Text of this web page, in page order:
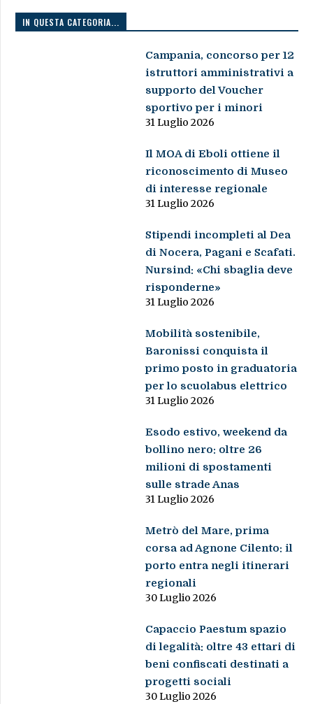
IN QUESTA CATEGORIA...
Campania, concorso per 12
istruttori amministrativi a
supporto del Voucher
sportivo per i minori
31 Luglio 2026
Il MOA di Eboli ottiene il
riconoscimento di Museo
di interesse regionale
31 Luglio 2026
Stipendi incompleti al Dea
di Nocera, Pagani e Scafati.
Nursind: «Chi sbaglia deve
risponderne»
31 Luglio 2026
Mobilità sostenibile,
Baronissi conquista il
primo posto in graduatoria
per lo scuolabus elettrico
31 Luglio 2026
Esodo estivo, weekend da
bollino nero: oltre 26
milioni di spostamenti
sulle strade Anas
31 Luglio 2026
Metrò del Mare, prima
corsa ad Agnone Cilento: il
porto entra negli itinerari
regionali
30 Luglio 2026
Capaccio Paestum spazio
di legalità: oltre 43 ettari di
beni confiscati destinati a
progetti sociali
30 Luglio 2026